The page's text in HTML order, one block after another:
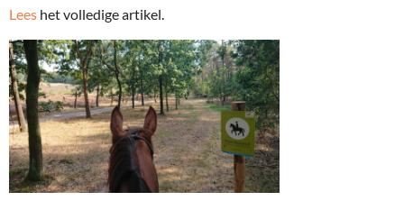
Lees het volledige artikel.